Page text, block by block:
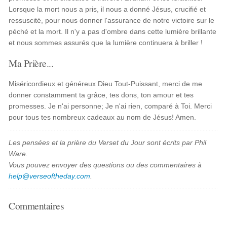
Lorsque la mort nous a pris, il nous a donné Jésus, crucifié et
ressuscité, pour nous donner l'assurance de notre victoire sur le
péché et la mort. Il n'y a pas d'ombre dans cette lumière brillante
et nous sommes assurés que la lumière continuera à briller !
Ma Prière...
Miséricordieux et généreux Dieu Tout-Puissant, merci de me
donner constamment ta grâce, tes dons, ton amour et tes
promesses. Je n'ai personne; Je n'ai rien, comparé à Toi. Merci
pour tous tes nombreux cadeaux au nom de Jésus! Amen.
Les pensées et la prière du Verset du Jour sont écrits par Phil
Ware.
Vous pouvez envoyer des questions ou des commentaires à
help@verseoftheday.com
Commentaires